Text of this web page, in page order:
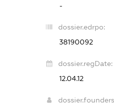
-
dossier.edrpo:
38190092
dossier.regDate:
12.04.12